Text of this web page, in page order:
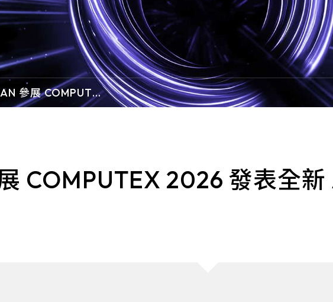
世代的「網管+資安」的高效率維運應用
服務。
者，致力於資料儲存和保護，提供簡單、
安全和可靠的企業級資料儲存方案。擁有
超過 20 年的專業經驗，我們持續創新，
優化儲存管理，提升各種規模企業的競爭
力。
能構成威脅，
實現安全的資
生產系統的資
MENLO SECURITY
Menlo 致力於消除來自網路、文件和電子
郵件的惡意軟體威脅，為企業組織提供防
護，使其不受網路攻擊威脅。
SSH
Security
SSH提供數據
禦性網路安全
信任原則為基
e-SOFT
認同的企業網路資訊整合平台，從IP管理
為基礎，逐步強化您的企業網路體質安
ARMIS
設備的新威脅
的設備，持續
參展 COMPUTEX
發表全新 AI-Rea
COMPUTEX 2026 發表全